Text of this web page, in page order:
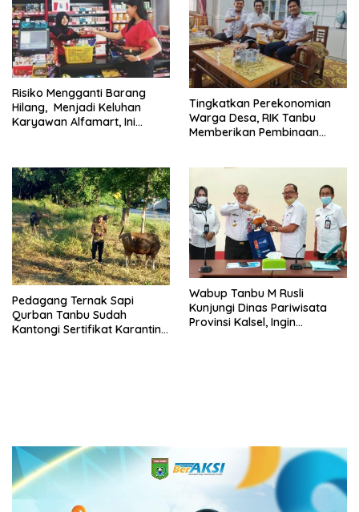
Risiko Mengganti Barang
Hilang, Menjadi Keluhan
Karyawan Alfamart, Ini
Tingkatkan Perekonomian
Warga Desa, RIK Tanbu
Memberikan Pembinaan
Pedagang Ternak Sapi
Qurban Tanbu Sudah
Kantongi Sertifikat Karantina
Wabup Tanbu M Rusli
Kunjungi Dinas Pariwisata
Provinsi Kalsel, Ingin